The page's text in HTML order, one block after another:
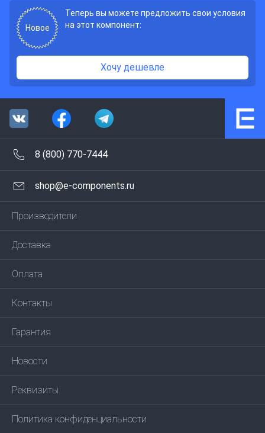
Новое
Теперь вы можете предложить свои условия
на этот компонент:
Хочу дешевле
8 (800) 770-7444
shop@e-components.ru
Производители
Доставка
Оплата
Контакты
Гарантия
Новости
Реквизиты
Политика конфиденциальности